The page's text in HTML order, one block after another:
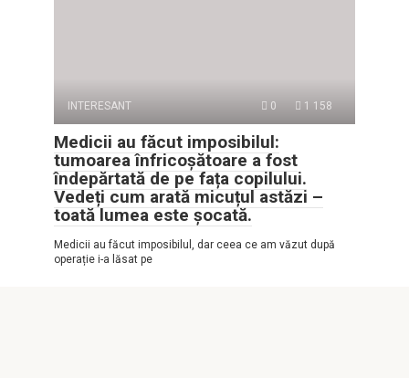
INTERESANT 0 1 158
Medicii au făcut imposibilul:
tumoarea înfricoșătoare a fost
îndepărtată de pe fața copilului.
Vedeți cum arată micuțul astăzi –
toată lumea este șocată.
Medicii au făcut imposibilul, dar ceea ce am văzut după
operație i-a lăsat pe